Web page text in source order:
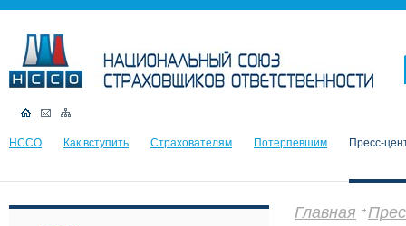
НССО Как вступить Страхователям Потерпевшим Пресс-
Главная